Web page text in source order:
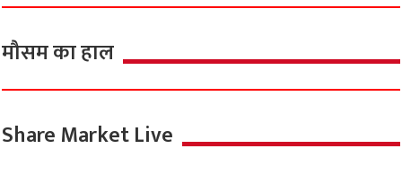
मौसम का हाल
Share Market Live